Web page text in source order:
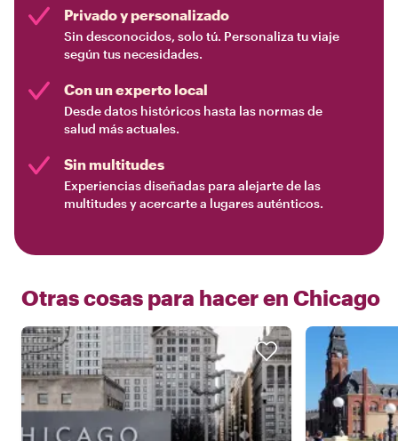
Privado y personalizado
Sin desconocidos, solo tú. Personaliza tu viaje
según tus necesidades.
Con un experto local
Desde datos históricos hasta las normas de
salud más actuales.
Sin multitudes
Experiencias diseñadas para alejarte de las
multitudes y acercarte a lugares auténticos.
Otras cosas para hacer en Chicago